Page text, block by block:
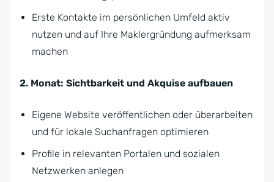
Erste Kontakte im persönlichen Umfeld aktiv
nutzen und auf Ihre Maklergründung aufmerksam
machen
2. Monat: Sichtbarkeit und Akquise aufbauen
Eigene Website veröffentlichen oder überarbeiten
und für lokale Suchanfragen optimieren
Profile in relevanten Portalen und sozialen
Netzwerken anlegen